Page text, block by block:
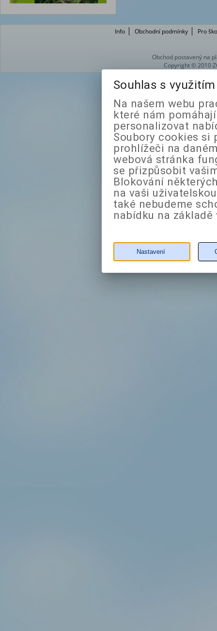
Info Obchodní podmínky Pro
Obchod postavený na
Copyright © 2010
Souhlas s
Na našem webu
které nám
personalizovat
Soubory cookies si
prohlížeči na
webová stránka
se přizpůsobit
Blokování
na vaši
také nebudeme
nabídku na
Nastavení